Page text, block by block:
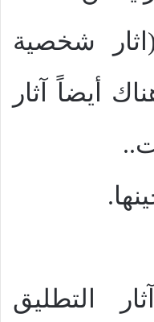
شخصية
أيضاً آثار
التطليق